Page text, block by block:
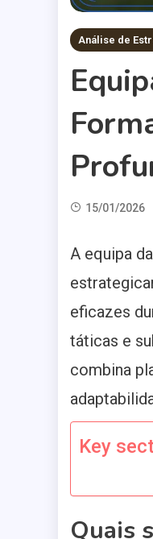
Análise de
15/01/2026
A equipa
eficazes
táticas e
combina
Key
Quais